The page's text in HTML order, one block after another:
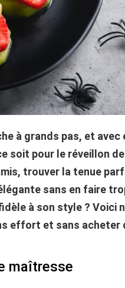
à grands pas, et
soit pour le réveillon
trouver la tenue
sans en faire
à son style ? Voici
effort et sans acheter
maîtresse